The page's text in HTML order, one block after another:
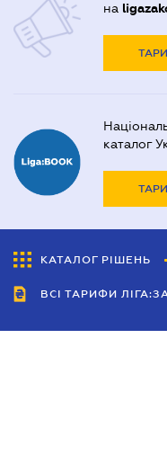
на
каталог
КАТАЛОГ РІШЕНЬ
ВСІ ТАРИФИ